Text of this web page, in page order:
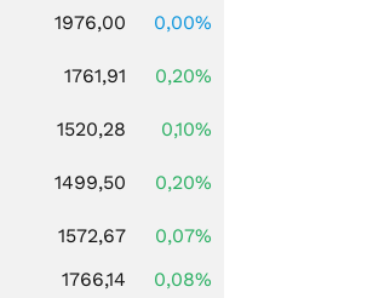
1976,00
0,00%
1761,91 0,20%
1520,28
0,10%
1499,50 0,20%
1572,67
0,07%
1766,14
0,08%